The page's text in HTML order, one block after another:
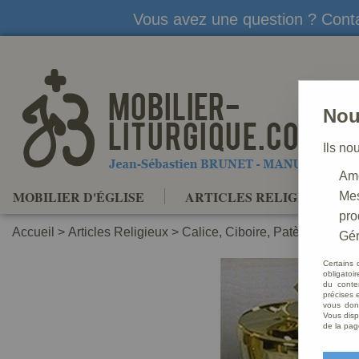
Vous avez une question ?
MOBILIER D'ÉGLISE ARTICLES RELIGIEUX
Accueil > Articles Religieux > Calice, Ciboire, Patène
Ils
Certains
du
précises
vous
Vous
de la